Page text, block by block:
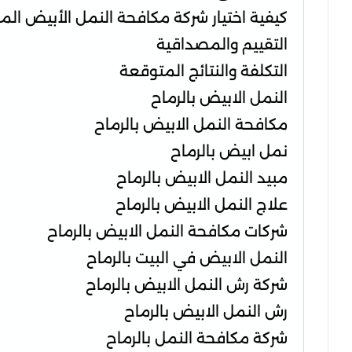
كيفية اختيار شركة مكافحة النمل الأبيض
التقييم والمصداقية
التكلفة والنتائج المتوقعة
النمل الابيض بالرماح
مكافحة النمل الابيض بالرماح
نمل ابيض بالرماح
مبيد النمل الابيض بالرماح
علاج النمل الابيض بالرماح
شركات مكافحة النمل الابيض بالرماح
النمل الابيض في البيت بالرماح
شركة رش النمل الابيض بالرماح
رش النمل الابيض بالرماح
شركة مكافحة النمل بالرماح